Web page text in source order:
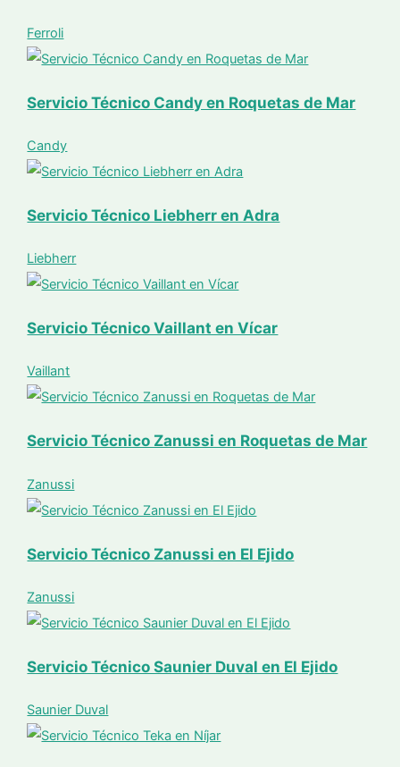
Ferroli
Servicio Técnico Candy en Roquetas de Mar
Candy
Servicio Técnico Liebherr en Adra
Liebherr
Servicio Técnico Vaillant en Vícar
Vaillant
Servicio Técnico Zanussi en Roquetas de Mar
Zanussi
Servicio Técnico Zanussi en El Ejido
Zanussi
Servicio Técnico Saunier Duval en El Ejido
Saunier Duval